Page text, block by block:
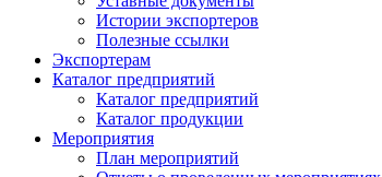
Истории экспортеров
Полезные ссылки
Экспортерам
Каталог предприятий
Каталог предприятий
Каталог продукции
Мероприятия
План мероприятий